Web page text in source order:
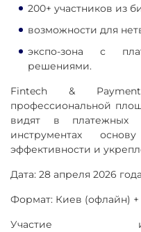
200+ участников из
возможности для
экспо-зона с
решениями.
Fintech &
профессиональной
видят в платежных
инструментах
эффективности и
Дата: 28 апреля 2026 года
Формат: Киев (офлайн) +
Участие и